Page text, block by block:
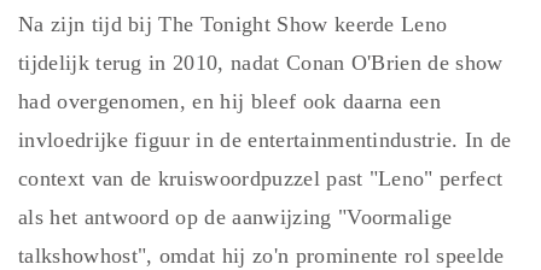
Na zijn tijd bij The Tonight Show keerde Leno
tijdelijk terug in 2010, nadat Conan O'Brien de show
had overgenomen, en hij bleef ook daarna een
invloedrijke figuur in de entertainmentindustrie. In de
context van de kruiswoordpuzzel past "Leno" perfect
als het antwoord op de aanwijzing "Voormalige
talkshowhost", omdat hij zo'n prominente rol speelde